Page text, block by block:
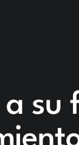
a su